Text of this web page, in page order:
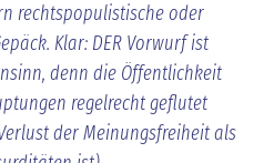
rechtspopulistische oder
Klar: DER Vorwurf ist
denn die Öffentlichkeit
regelrecht geflutet
der Meinungsfreiheit als